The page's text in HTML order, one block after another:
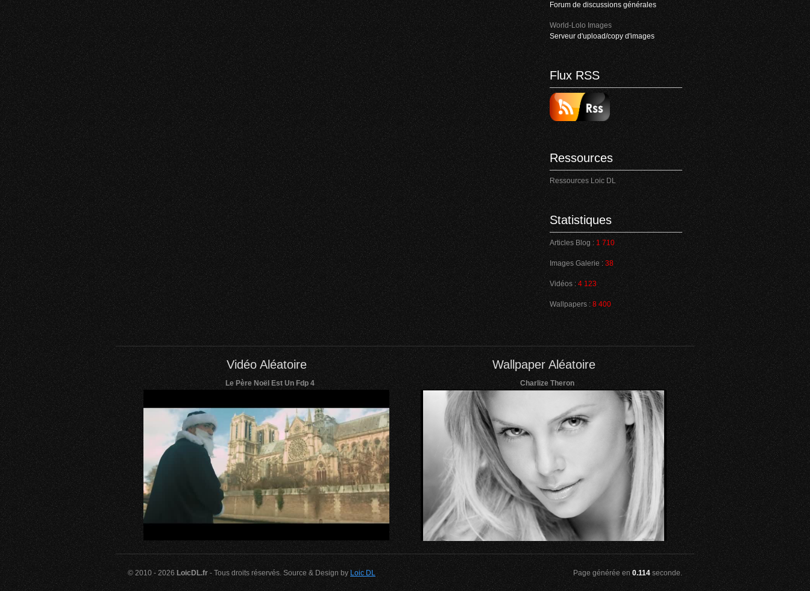
Forum de discussions générales
World-Lolo Images
Serveur d'upload/copy d'images
Flux RSS
Ressources
Ressources Loic DL
Statistiques
Articles Blog : 1 710
Images Galerie : 38
Vidéos : 4 123
Wallpapers :8 400
Vidéo Aléatoire
Le Père Noël Est Un Fdp 4
Wallpaper Aléatoire
Charlize Theron
© 2010 - 2026LoicDL.fr - Tous droits réservés. Source & Design by Loic DL Page générée en 0.114 seconde.